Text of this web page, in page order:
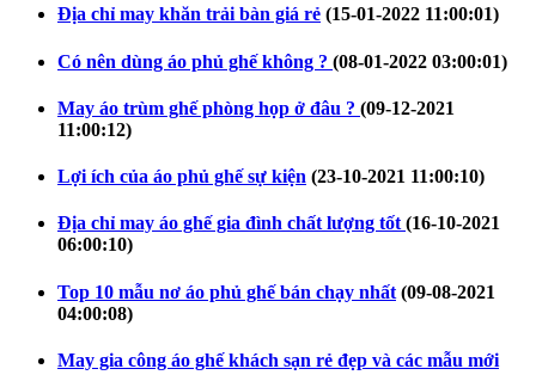
Địa chỉ may khăn trải bàn giá rẻ (15-01-2022 11:00:01)
Có nên dùng áo phủ ghế không ? (08-01-2022 03:00:01)
May áo trùm ghế phòng họp ở đâu ? (09-12-2021
11:00:12)
Lợi ích của áo phủ ghế sự kiện (23-10-2021 11:00:10)
Địa chỉ may áo ghế gia đình chất lượng tốt(16-10-2021
06:00:10)
Top 10 mẫu nơ áo phủ ghế bán chạy nhất (09-08-2021
04:00:08)
May gia công áo ghế khách sạn rẻ đẹp và các mẫu mới